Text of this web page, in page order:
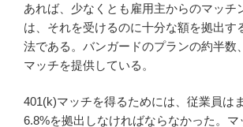
あれば、少なくとも雇用主からのマッチ
は、それを受けるのに十分な額を拠出す
法である。バンガードのプランの約半数
マッチを提供している。
401(k)マッチを得るためには、従業員は
6.8%を拠出しなければならなかった。マ